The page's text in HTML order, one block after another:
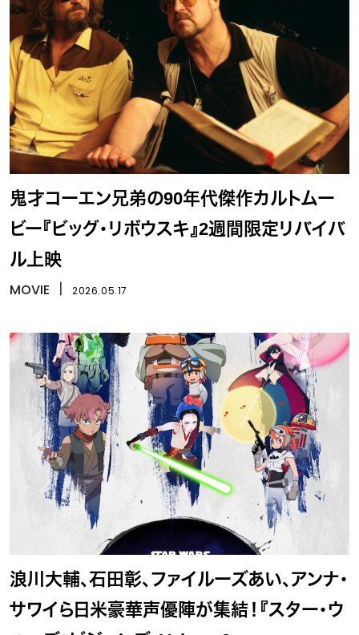
鬼才コーエン兄弟の90年代傑作カルトムー
ビー『ビッグ・リボウスキ』2週間限定リバイバ
ル上映
MOVIE 2026.05.17
浪川大輔、石田彰、ファイルーズあい、アンナ・
サワイら日米豪華声優陣が集結！『スター・ウ